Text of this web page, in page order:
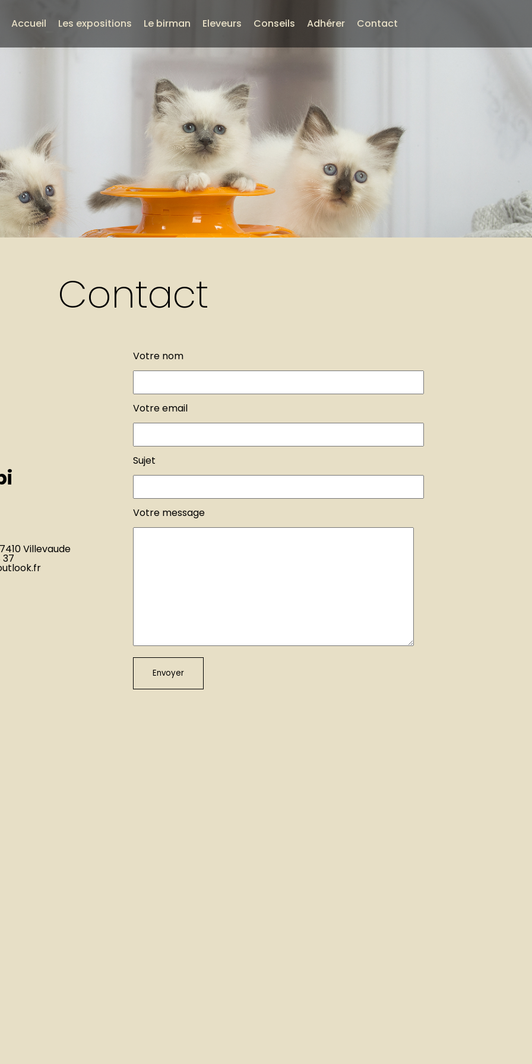
Accueil Les expositions Le birman Eleveurs Conseils Adhérer Contact
Contact
Villevaude
37
Votre nom
Votre email
Sujet
Votre message